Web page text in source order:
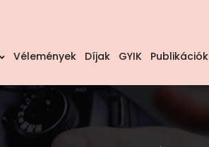
Vélemények Díjak GYIK Publikációk